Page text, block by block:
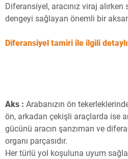
Diferansiyel, aracınız viraj
dengeyi sağlayan önemli bir
Diferansiyel tamiri ile ilgili
Aks : Arabanızın ön
ön, arkadan çekişli araçlarda ise
gücünü aracın şanzıman ve
organı parçasıdır.
Her türlü yol koşuluna uyum